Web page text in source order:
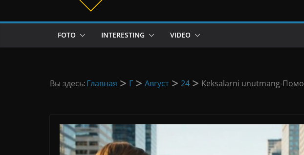
FOTO INTERESTING VIDEO
Вы здесь:Главная Г Август 24 Keksalarni unutmang-